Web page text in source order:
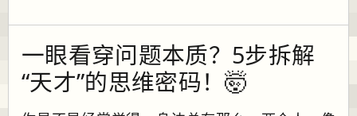
一眼看穿问题本质？5步拆解
“天才”的思维密码！🤯